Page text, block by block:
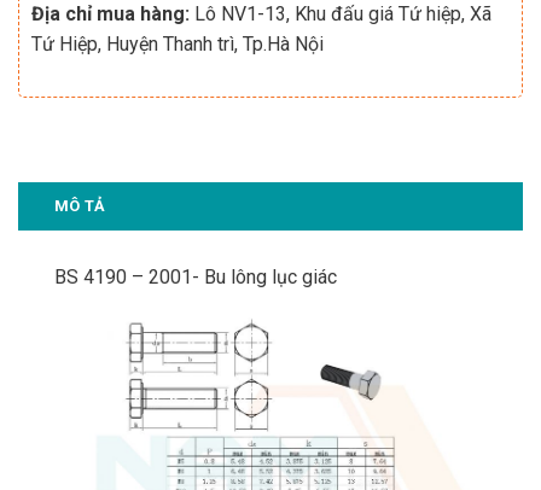
Địa chỉ mua hàng: Lô NV1-13, Khu đấu giá Tứ hiệp, Xã
Tứ Hiệp, Huyện Thanh trì, Tp.Hà Nội
MÔ TẢ
BS 4190 – 2001- Bu lông lục giác